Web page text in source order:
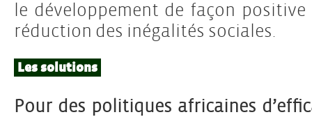
le développement de façon
réduction des inégalités sociales.
Les solutions
Pour des politiques africaines